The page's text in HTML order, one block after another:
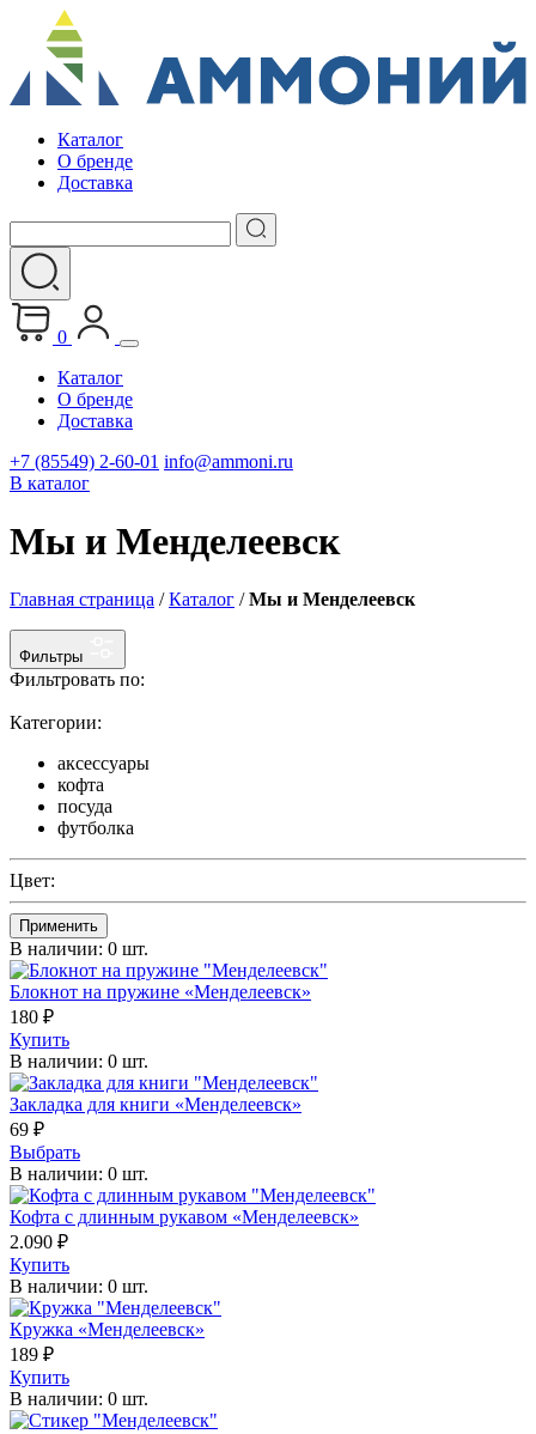
Каталог
О бренде
Доставка
0
Каталог
О бренде
Доставка
+7 (85549) 2-60-01 info@ammoni.ru
В каталог
Мы и Менделеевск
Главная страница /Каталог /Мы и Менделеевск
Фильтры
Фильтровать по:
Категории:
аксессуары
кофта
посуда
футболка
Цвет:
Применить
В наличии: 0 шт.
Блокнот на пружине «Менделеевск»
180 ₽
Купить
В наличии: 0 шт.
Закладка для книги «Менделеевск»
69 ₽
Выбрать
В наличии: 0 шт.
Кофта с длинным рукавом «Менделеевск»
2.090 ₽
Купить
В наличии: 0 шт.
Кружка «Менделеевск»
189 ₽
Купить
В наличии: 0 шт.